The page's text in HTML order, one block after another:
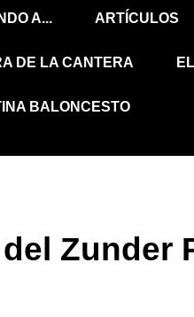
A... ARTÍCULOS
DE LA CANTERA
BALONCESTO
del Zunder